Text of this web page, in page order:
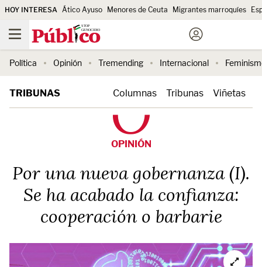
HOY INTERESA Ático Ayuso Menores de Ceuta Migrantes marroquíes
Política Opinión Tremending Internacional
TRIBUNAS Columnas Tribunas Viñetas
OPINIÓN
Por una nueva gobernanza (I).
Se ha acabado la confianza:
cooperación o barbarie